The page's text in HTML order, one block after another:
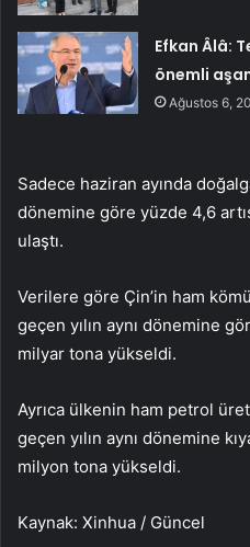
Efkan Âlâ:
önemli
Ağustos 6,
Sadece haziran ayında
dönemine göre yüzde 4,6
ulaştı.
Verilere göre Çin’in ham
geçen yılın aynı dönemine
milyar tona yükseldi.
Ayrıca ülkenin ham petrol
geçen yılın aynı dönemine
milyon tona yükseldi.
Kaynak: Xinhua / Güncel